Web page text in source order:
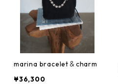
marina bracelet＆charm
¥36,300